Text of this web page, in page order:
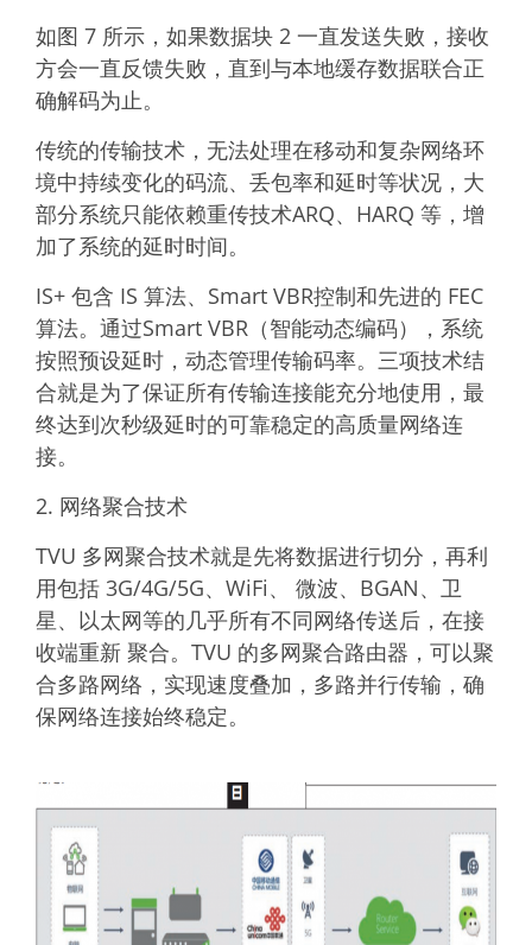
如图 7 所示，如果数据块 2 一直发送失败，接收
方会一直反馈失败，直到与本地缓存数据联合正
确解码为止。
传统的传输技术，无法处理在移动和复杂网络环
境中持续变化的码流、丢包率和延时等状况，大
部分系统只能依赖重传技术ARQ、HARQ 等，增
加了系统的延时时间。
IS+ 包含 IS 算法、Smart VBR控制和先进的 FEC
算法。通过Smart VBR（智能动态编码），系统
按照预设延时，动态管理传输码率。三项技术结
合就是为了保证所有传输连接能充分地使用，最
终达到次秒级延时的可靠稳定的高质量网络连
接。
2. 网络聚合技术
TVU 多网聚合技术就是先将数据进行切分，再利
用包括 3G/4G/5G、WiFi、 微波、BGAN、卫
星、以太网等的几乎所有不同网络传送后，在接
收端重新 聚合。TVU 的多网聚合路由器，可以聚
合多路网络，实现速度叠加，多路并行传输，确
保网络连接始终稳定。